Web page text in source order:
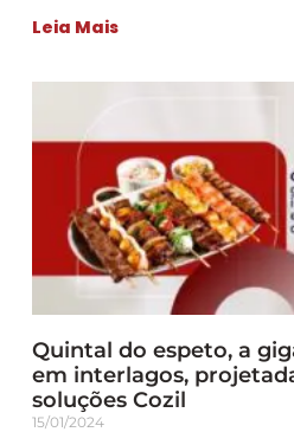
Leia Mais
Quintal do espeto, a
em interlagos,
soluções Cozil
15/01/2024